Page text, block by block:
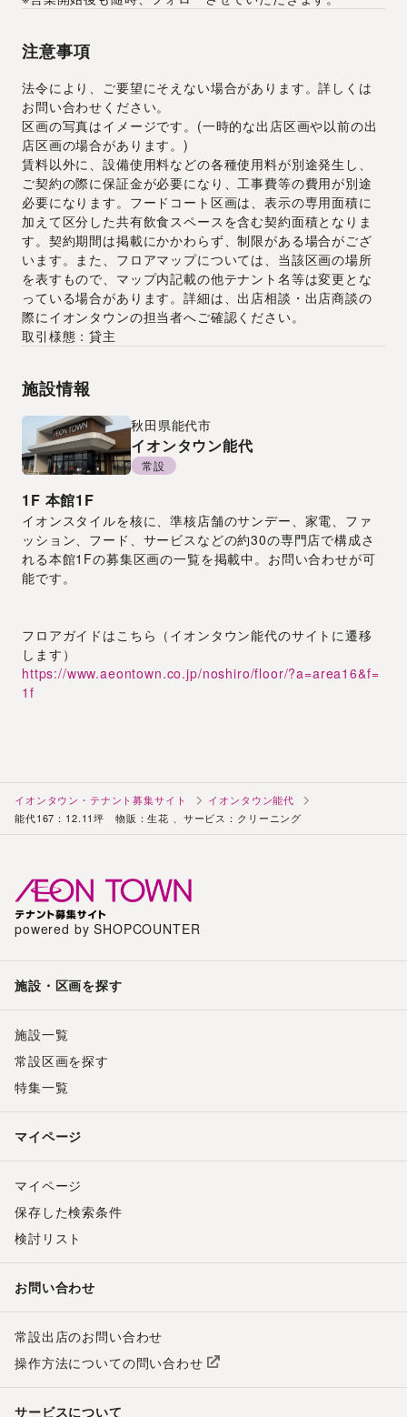
注意事項
法令により、ご要望にそえない場合があります。詳しくは
お問い合わせください。
区画の写真はイメージです。(一時的な出店区画や以前の出
店区画の場合があります。)
賃料以外に、設備使用料などの各種使用料が別途発生し、
ご契約の際に保証金が必要になり、工事費等の費用が別途
必要になります。フードコート区画は、表示の専用面積に
加えて区分した共有飲食スペースを含む契約面積となりま
す。契約期間は掲載にかかわらず、制限がある場合がござ
います。また、フロアマップについては、当該区画の場所
を表すもので、マップ内記載の他テナント名等は変更とな
っている場合があります。詳細は、出店相談・出店商談の
際にイオンタウンの担当者へご確認ください。
取引様態：貸主
施設情報
秋田県能代市
イオンタウン能代
常設
1F 本館1F
イオンスタイルを核に、準核店舗のサンデー、家電、ファ
ッション、フード、サービスなどの約30の専門店で構成さ
れる本館1Fの募集区画の一覧を掲載中。お問い合わせが可
能です。
フロアガイドはこちら（イオンタウン能代のサイトに遷移
します）
https://www.aeontown.co.jp/noshiro/floor/?a=area16&f=
1f
イオンタウン・テナント募集サイト
イオンタウン能代
能代167：12.11坪 物販：生花 、サービス：クリーニング
powered by SHOPCOUNTER
施設・区画を探す
施設一覧
常設区画を探す
特集一覧
マイページ
マイページ
保存した検索条件
検討リスト
お問い合わせ
常設出店のお問い合わせ
操作方法についての問い合わせ
サービスについて